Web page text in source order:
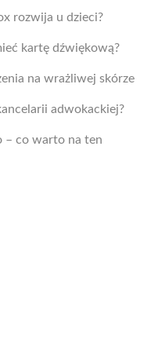
rozwija u dzieci?
kartę dźwiękową?
na wrażliwej skórze
adwokackiej?
– co warto na ten